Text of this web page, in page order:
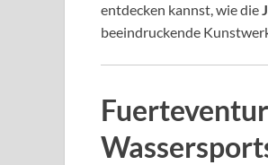
entdecken kannst, wie die
beeindruckende